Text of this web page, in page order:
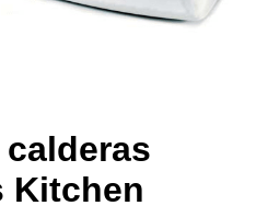
Kitchen